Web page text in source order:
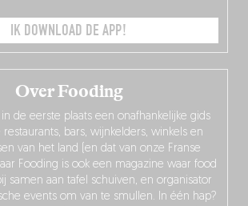
Over Fooding
de eerste plaats een onafhankelijke gids
bars, wijnkelders, winkels en
van het land (en dat van onze Franse
Fooding is ook een magazine waar food
samen aan tafel schuiven, en organisator
events om van te smullen. In één hap?
IK DOWNLOAD DE APP!